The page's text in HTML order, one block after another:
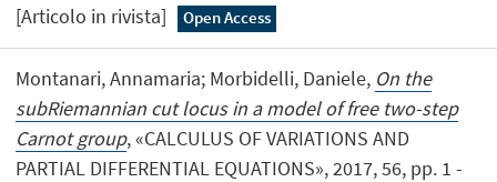
[Articolo in rivista]
Open Access
Montanari, Annamaria; Morbidelli, Daniele, On the
subRiemannian cut locus in a model of free two-step
Carnot group, «CALCULUS OF VARIATIONS AND
PARTIAL DIFFERENTIAL EQUATIONS», 2017, 56, pp. 1 -